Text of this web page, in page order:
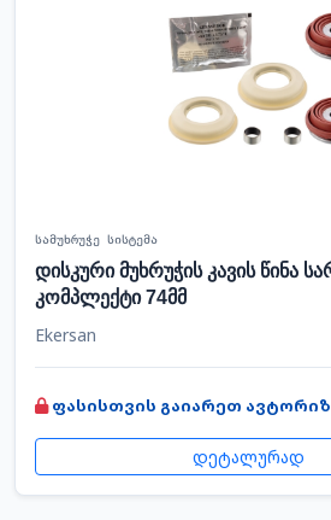
სამუხრუჭე სისტემა
დისკური მუხრუჭის კავის წინა
კომპლექტი 74მმ
Ekersan
ფასისთვის გაიარეთ
დეტალურად